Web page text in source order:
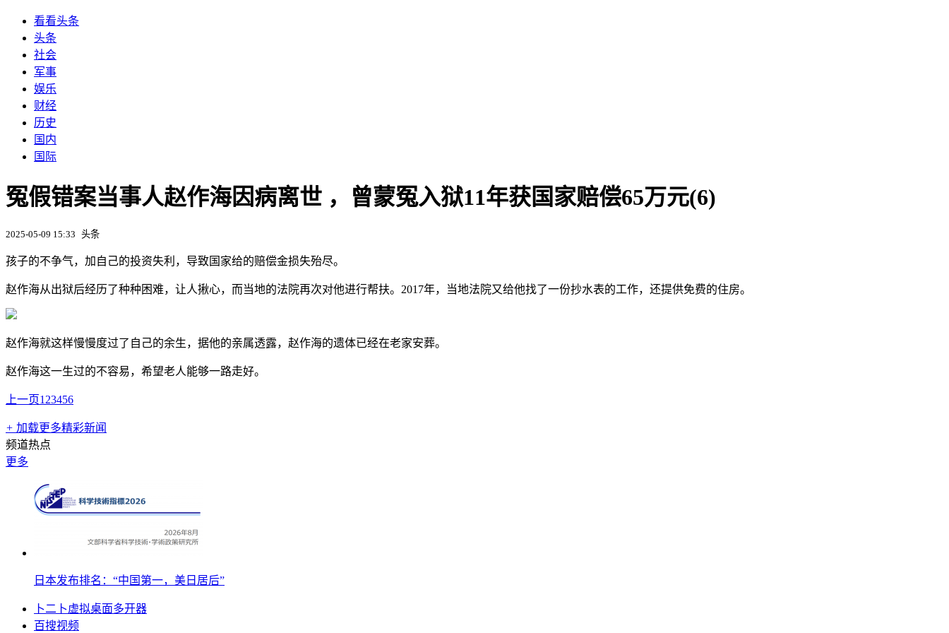
看看头条
头条
社会
军事
娱乐
财经
历史
国内
国际
冤假错案当事人赵作海因病离世 ，曾蒙冤入狱11年获国家赔偿65万元(6)
2025-05-09 15:33 头条
孩子的不争气，加自己的投资失利，导致国家给的赔偿金损失殆尽。
赵作海从出狱后经历了种种困难，让人揪心，而当地的法院再次对他进行帮扶。2017年，当地法院又给他找了一份抄水表的工作，还提供免费的住房。
赵作海就这样慢慢度过了自己的余生，据他的亲属透露，赵作海的遗体已经在老家安葬。
赵作海这一生过的不容易，希望老人能够一路走好。
上一页1 23456
+ 加载更多精彩新闻
频道热点
更多
日本发布排名：“中国第一，美日居后”
卜二卜虚拟桌面多开器
百搜视频